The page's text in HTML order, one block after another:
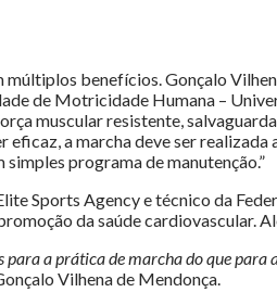
benefícios. Gonçalo
de Motricidade Humana –
muscular resistente,
eficaz, a marcha deve ser
programa de manutenção.”
Sports Agency e técnico da
da saúde cardiovascular.
a prática de marcha do que
Vilhena de Mendonça.